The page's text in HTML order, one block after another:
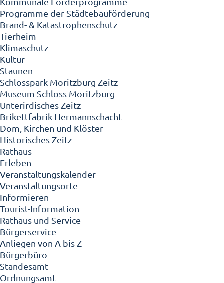
Programme der Städtebauförderung
Brand- & Katastrophenschutz
Tierheim
Klimaschutz
Kultur
Staunen
Schlosspark Moritzburg Zeitz
Museum Schloss Moritzburg
Unterirdisches Zeitz
Brikettfabrik Hermannschacht
Dom, Kirchen und Klöster
Historisches Zeitz
Rathaus
Erleben
Veranstaltungskalender
Veranstaltungsorte
Informieren
Tourist-Information
Rathaus und Service
Bürgerservice
Anliegen von A bis Z
Bürgerbüro
Standesamt
Ordnungsamt